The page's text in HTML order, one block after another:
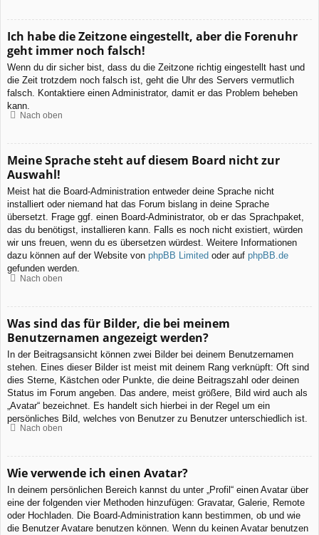
Ich habe die Zeitzone eingestellt, aber die Forenuhr
geht immer noch falsch!
Wenn du dir sicher bist, dass du die Zeitzone richtig eingestellt hast und
die Zeit trotzdem noch falsch ist, geht die Uhr des Servers vermutlich
falsch. Kontaktiere einen Administrator, damit er das Problem beheben
kann.
Nach oben
Meine Sprache steht auf diesem Board nicht zur
Auswahl!
Meist hat die Board-Administration entweder deine Sprache nicht
installiert oder niemand hat das Forum bislang in deine Sprache
übersetzt. Frage ggf. einen Board-Administrator, ob er das Sprachpaket,
das du benötigst, installieren kann. Falls es noch nicht existiert, würden
wir uns freuen, wenn du es übersetzen würdest. Weitere Informationen
dazu können auf der Website von phpBB Limited oder auf phpBB.de
gefunden werden.
Nach oben
Was sind das für Bilder, die bei meinem
Benutzernamen angezeigt werden?
In der Beitragsansicht können zwei Bilder bei deinem Benutzernamen
stehen. Eines dieser Bilder ist meist mit deinem Rang verknüpft: Oft sind
dies Sterne, Kästchen oder Punkte, die deine Beitragszahl oder deinen
Status im Forum angeben. Das andere, meist größere, Bild wird auch als
„Avatar“ bezeichnet. Es handelt sich hierbei in der Regel um ein
persönliches Bild, welches von Benutzer zu Benutzer unterschiedlich ist.
Nach oben
Wie verwende ich einen Avatar?
In deinem persönlichen Bereich kannst du unter „Profil“ einen Avatar über
eine der folgenden vier Methoden hinzufügen: Gravatar, Galerie, Remote
oder Hochladen. Die Board-Administration kann bestimmen, ob und wie
die Benutzer Avatare benutzen können. Wenn du keinen Avatar benutzen